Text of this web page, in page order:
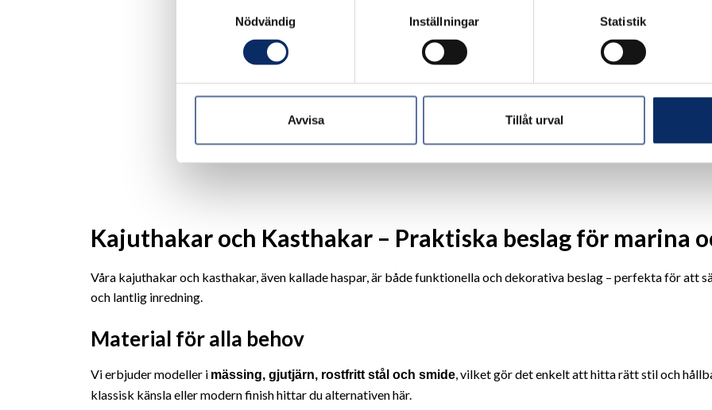
Nödvändig
Inställningar Statistik
Avvisa Tillåt urval
Kajuthake 7402, 7405,
exkl. moms: 49kr
Schatullhake
Kajuthakar och Kasthakar – Praktiska beslag för marina
Våra kajuthakar och kasthakar, även kallade haspar, är både funktionella och dekorativa beslag – perfekta för att
och lantlig inredning.
Material för alla behov
Vi erbjuder modeller i mässing, gjutjärn, rostfritt stål och smide, vilket gör det enkelt att hitta rätt stil och
klassisk känsla eller modern finish hittar du alternativen här.